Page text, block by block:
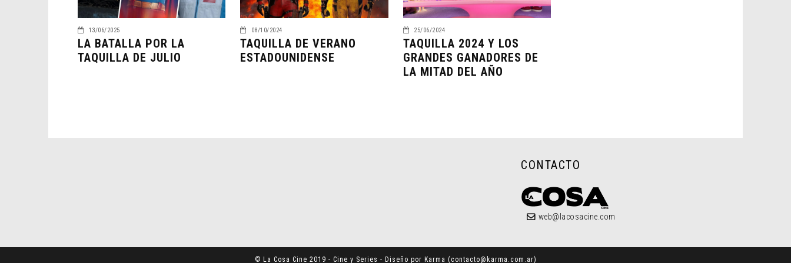
13/06/2025
LA BATALLA POR LA
TAQUILLA DE JULIO
08/10/2024
TAQUILLA DE VERANO
ESTADOUNIDENSE
25/06/2024
TAQUILLA 2024 Y LOS
GRANDES GANADORES DE
LA MITAD DEL AÑO
CONTACTO
web@lacosacine.com
© La Cosa Cine 2019 - Cine y Series - Diseño por Karma (contacto@karma.com.ar)